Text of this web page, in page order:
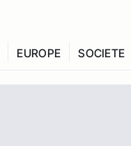
EUROPE SOCIETE